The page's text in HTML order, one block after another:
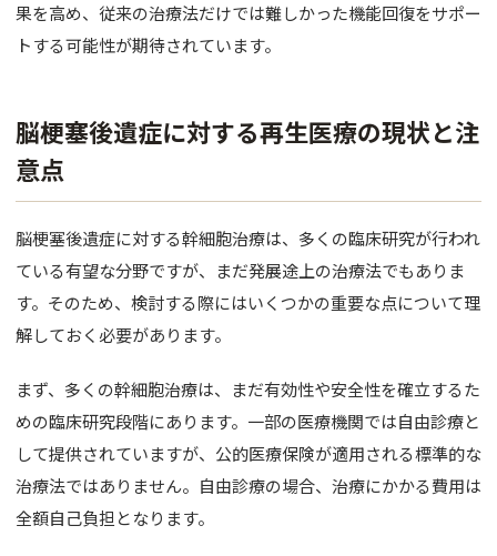
果を高め、従来の治療法だけでは難しかった機能回復をサポー
トする可能性が期待されています。
脳梗塞後遺症に対する再生医療の現状と注
意点
脳梗塞後遺症に対する幹細胞治療は、多くの臨床研究が行われ
ている有望な分野ですが、まだ発展途上の治療法でもありま
す。そのため、検討する際にはいくつかの重要な点について理
解しておく必要があります。
まず、多くの幹細胞治療は、まだ有効性や安全性を確立するた
めの臨床研究段階にあります。一部の医療機関では自由診療と
して提供されていますが、公的医療保険が適用される標準的な
治療法ではありません。自由診療の場合、治療にかかる費用は
全額自己負担となります。